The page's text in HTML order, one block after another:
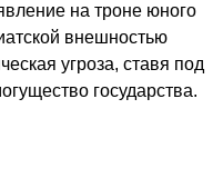
на троне юного
внешностью
угроза, ставя под
государства.